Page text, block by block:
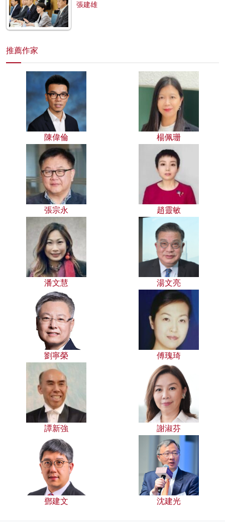
張建雄
推薦作家
陳偉倫 楊佩珊
張宗永 趙靈敏
潘文慧 湯文亮
劉寧榮 傅瑰琦
譚新強 謝淑芬
鄧建文 沈建光